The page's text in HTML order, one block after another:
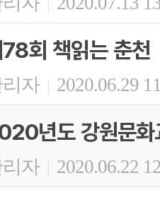
회 책읽는 춘천
리자 | 2020.06.29
년도 강원문화
리자 | 2020.06.22